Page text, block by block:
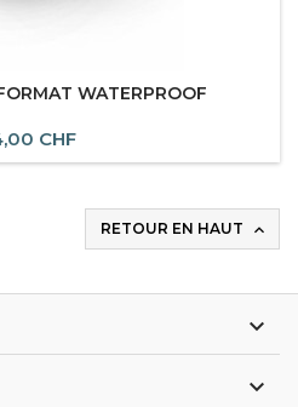
WATERPROOF
CHF
RETOUR EN HAUT 

